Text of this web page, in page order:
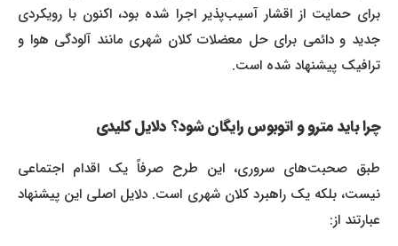
برای حمایت از اقشار آسیب‌پذیر اجرا شده بود، اکنون با رویکردی
جدید و دائمی برای حل معضلات کلان شهری مانند آلودگی هوا و
ترافیک پیشنهاد شده است.
چرا باید مترو و اتوبوس رایگان شود؟ دلایل کلیدی
طبق صحبت‌های سروری، این طرح صرفاً یک اقدام اجتماعی
نیست، بلکه یک راهبرد کلان شهری است. دلایل اصلی این پیشنهاد
عبارتند از: